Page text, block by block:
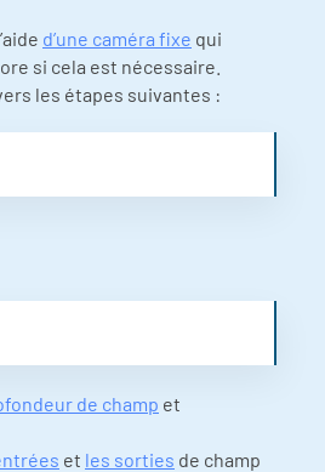
d’une caméra fixe qui
si cela est nécessaire.
les étapes suivantes :
de champ et
et les sorties de champ